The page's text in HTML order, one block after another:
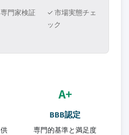
門家検証
✓ 市場実態チェ
ック
A+
BBB認定
専門的基準と満足度